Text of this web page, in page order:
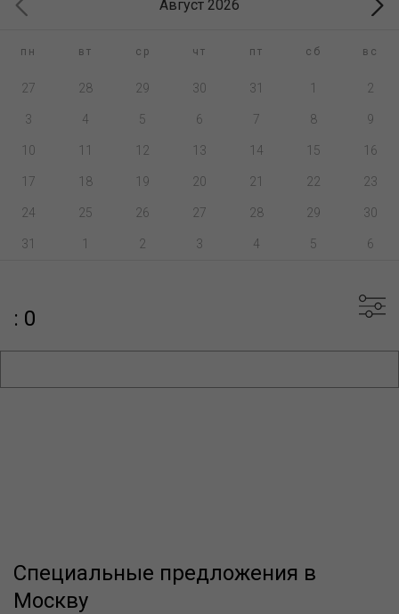
Август 2026
пн вт ср чт пт сб вс
27 28 29 30 31 1 2
3 4 5 6 7 8 9
10 11 12 13 14 15 16
17 18 19 20 21 22 23
24 25 26 27 28 29 30
31 1 2 3 4 5 6
: 0
Специальные предложения в
Москву